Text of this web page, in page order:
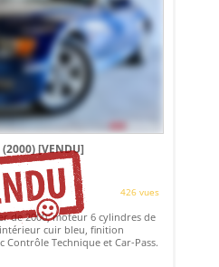
(2000)[VENDU]
426 vues
de 2000, moteur 6 cylindres de
intérieur cuir bleu, finition
Contrôle Technique et Car-Pass.